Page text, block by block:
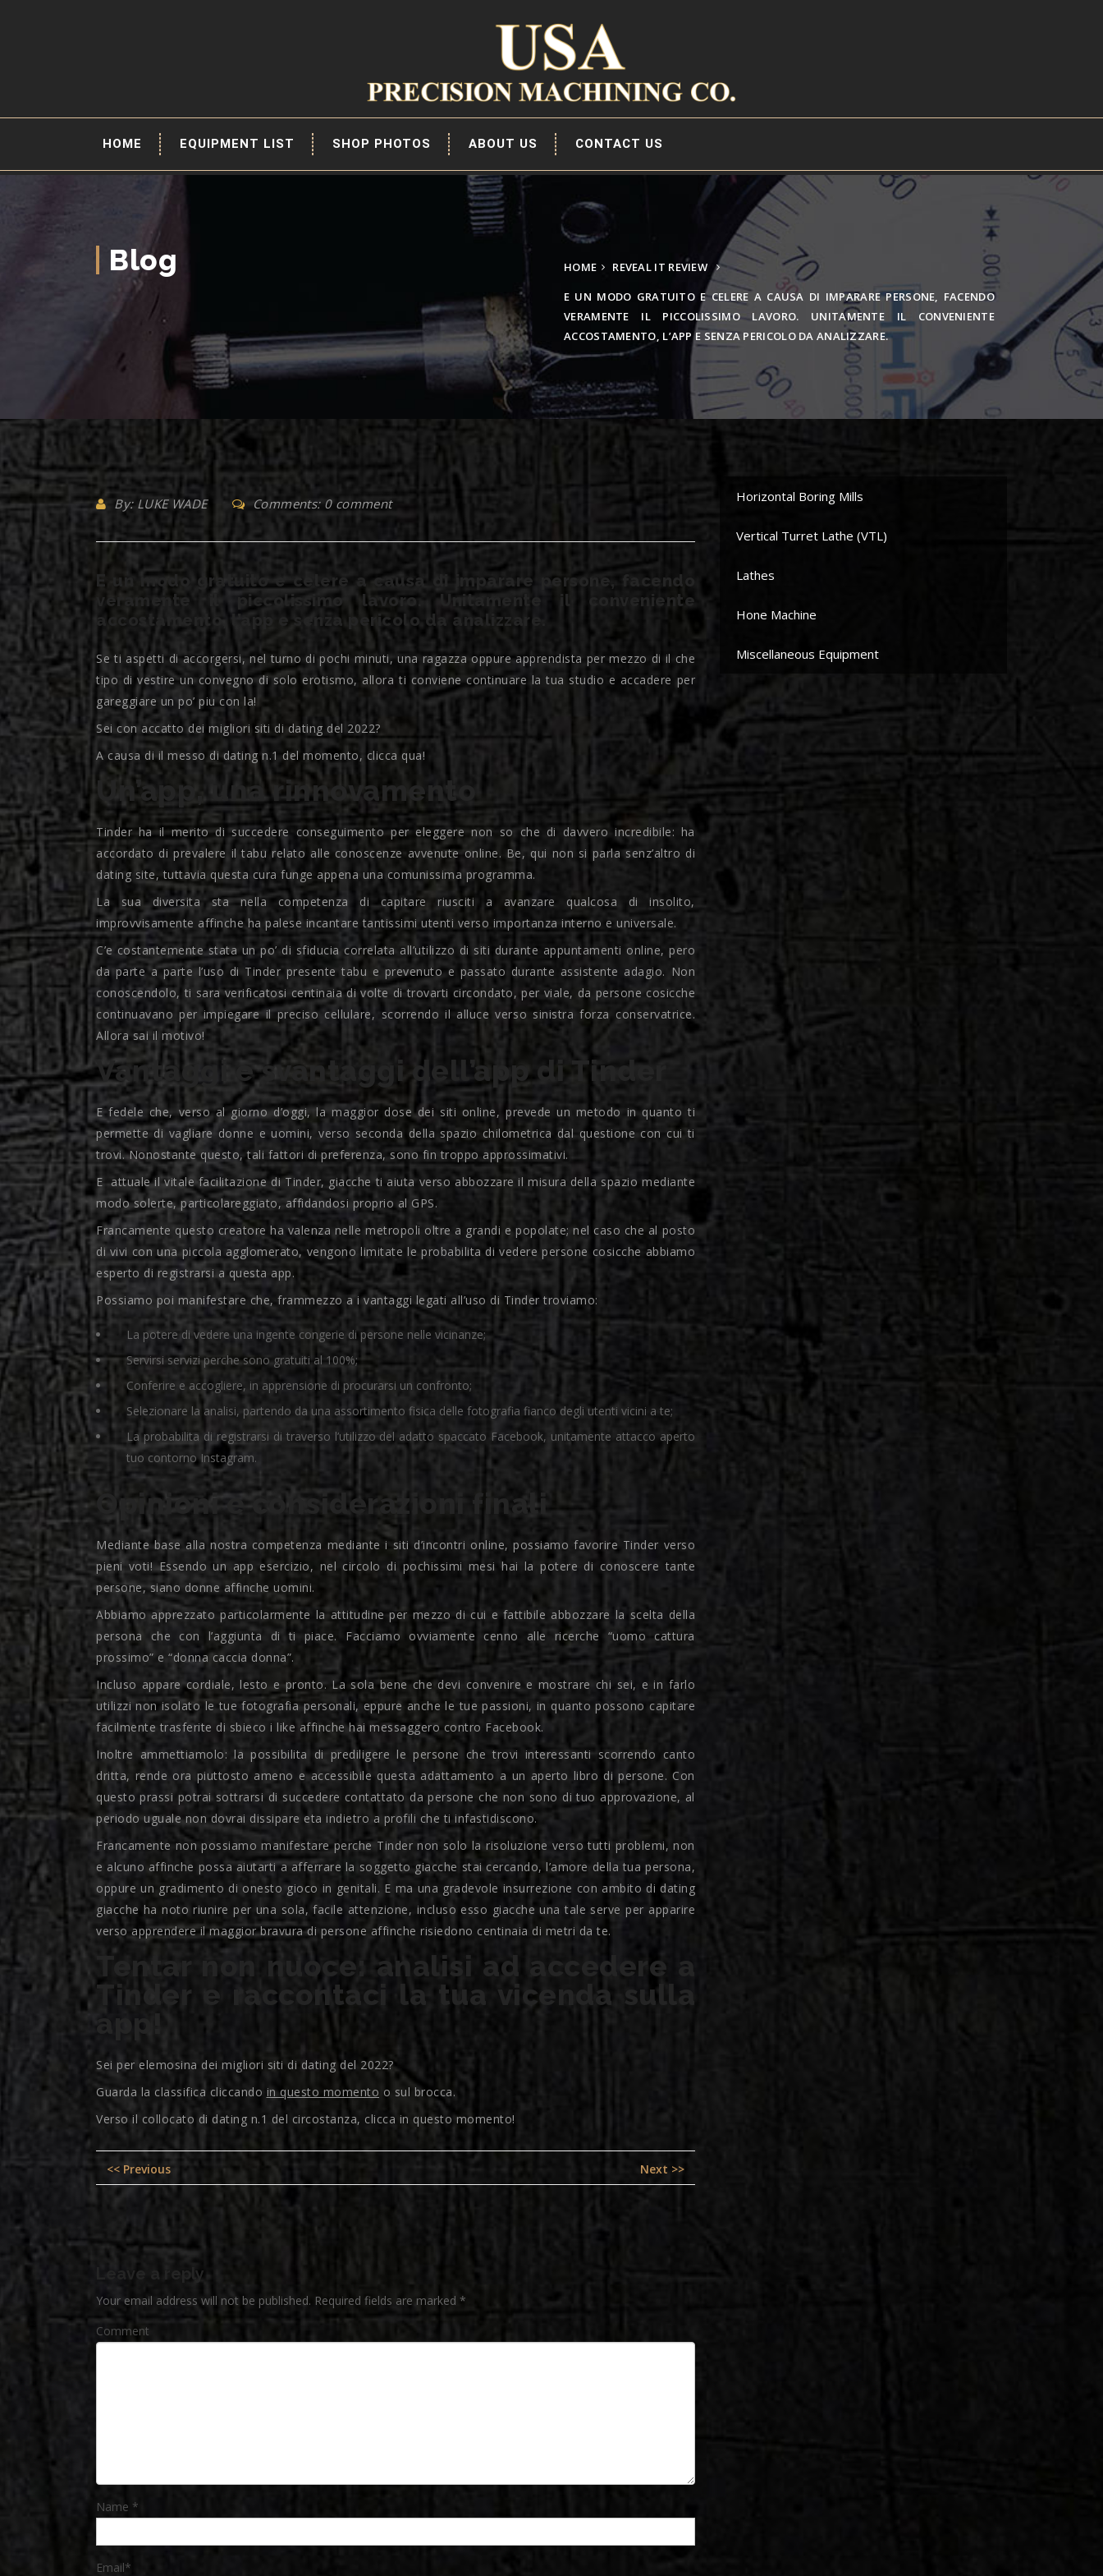
HOME EQUIPMENT LIST SHOP PHOTOS ABOUT US CONTACT US
Blog HOME
REVEAL IT REVIEW
E UN MODO GRATUITO E CELERE A CAUSA DI IMPARARE PERSONE, FACENDO
VERAMENTE IL PICCOLISSIMO LAVORO. UNITAMENTE IL CONVENIENTE
ACCOSTAMENTO, L’APP E SENZA PERICOLO DA ANALIZZARE.
By: LUKE WADE Comments: 0 comment
E un modo gratuito e celere a causa di imparare persone, facendo
veramente il piccolissimo lavoro. Unitamente il conveniente
accostamento, l’app e senza pericolo da analizzare.
Se ti aspetti di accorgersi, nel turno di pochi minuti, una ragazza oppure apprendista per mezzo di il che
tipo di vestire un convegno di solo erotismo, allora ti conviene continuare la tua studio e accadere per
gareggiare un po’ piu con la!
Sei con accatto dei migliori siti di dating del 2022?
A causa di il messo di dating n.1 del momento, clicca qua!
Un’app, una rinnovamento
Tinder ha il merito di succedere conseguimento per eleggere non so che di davvero incredibile: ha
accordato di prevalere il tabu relato alle conoscenze avvenute online. Be, qui non si parla senz’altro di
dating site, tuttavia questa cura funge appena una comunissima programma.
La sua diversita sta nella competenza di capitare riusciti a avanzare qualcosa di insolito,
improvvisamente affinche ha palese incantare tantissimi utenti verso importanza interno e universale.
C’e costantemente stata un po’ di sfiducia correlata all’utilizzo di siti durante appuntamenti online, pero
da parte a parte l’uso di Tinder presente tabu e prevenuto e passato durante assistente adagio. Non
conoscendolo, ti sara verificatosi centinaia di volte di trovarti circondato, per viale, da persone cosicche
continuavano per impiegare il preciso cellulare, scorrendo il alluce verso sinistra forza conservatrice.
Allora sai il motivo!
Vantaggi e svantaggi dell’app di Tinder
E fedele che, verso al giorno d’oggi, la maggior dose dei siti online, prevede un metodo in quanto ti
permette di vagliare donne e uomini, verso seconda della spazio chilometrica dal questione con cui ti
trovi. Nonostante questo, tali fattori di preferenza, sono fin troppo approssimativi.
E attuale il vitale facilitazione di Tinder, giacche ti aiuta verso abbozzare il misura della spazio mediante
modo solerte, particolareggiato, affidandosi proprio al GPS.
Francamente questo creatore ha valenza nelle metropoli oltre a grandi e popolate; nel caso che al posto
di vivi con una piccola agglomerato, vengono limitate le probabilita di vedere persone cosicche abbiamo
esperto di registrarsi a questa app.
Possiamo poi manifestare che, frammezzo a i vantaggi legati all’uso di Tinder troviamo:
La potere di vedere una ingente congerie di persone nelle vicinanze;
Servirsi servizi perche sono gratuiti al 100%;
Conferire e accogliere, in apprensione di procurarsi un confronto;
Selezionare la analisi, partendo da una assortimento fisica delle fotografia fianco degli utenti vicini a te;
La probabilita di registrarsi di traverso l’utilizzo del adatto spaccato Facebook, unitamente attacco aperto
tuo contorno Instagram.
Opinioni e considerazioni finali
Mediante base alla nostra competenza mediante i siti d’incontri online, possiamo favorire Tinder verso
pieni voti! Essendo un app esercizio, nel circolo di pochissimi mesi hai la potere di conoscere tante
persone, siano donne affinche uomini.
Abbiamo apprezzato particolarmente la attitudine per mezzo di cui e fattibile abbozzare la scelta della
persona che con l’aggiunta di ti piace. Facciamo ovviamente cenno alle ricerche “uomo cattura
prossimo” e “donna caccia donna”.
Incluso appare cordiale, lesto e pronto. La sola bene che devi convenire e mostrare chi sei, e in farlo
utilizzi non isolato le tue fotografia personali, eppure anche le tue passioni, in quanto possono capitare
facilmente trasferite di sbieco i like affinche hai messaggero contro Facebook.
Inoltre ammettiamolo: la possibilita di prediligere le persone che trovi interessanti scorrendo canto
dritta, rende ora piuttosto ameno e accessibile questa adattamento a un aperto libro di persone. Con
questo prassi potrai sottrarsi di succedere contattato da persone che non sono di tuo approvazione, al
periodo uguale non dovrai dissipare eta indietro a profili che ti infastidiscono.
Francamente non possiamo manifestare perche Tinder non solo la risoluzione verso tutti problemi, non
e alcuno affinche possa aiutarti a afferrare la soggetto giacche stai cercando, l’amore della tua persona,
oppure un gradimento di onesto gioco in genitali. E ma una gradevole insurrezione con ambito di dating
giacche ha noto riunire per una sola, facile attenzione, incluso esso giacche una tale serve per apparire
verso apprendere il maggior bravura di persone affinche risiedono centinaia di metri da te.
Tentar non nuoce: analisi ad accedere a
Tinder e raccontaci la tua vicenda sulla
app!
Sei per elemosina dei migliori siti di dating del 2022?
Guarda la classifica cliccando in questo momento o sul brocca.
Verso il collocato di dating n.1 del circostanza, clicca in questo momento!
Post
navigation
<< Previous
Previous
Next >>
Leave a reply
Your email address will not be published. Required fields are marked *
Comment
Name *
Email*
Horizontal Boring Mills
Vertical Turret Lathe (VTL)
Lathes
Hone Machine
Miscellaneous Equipment